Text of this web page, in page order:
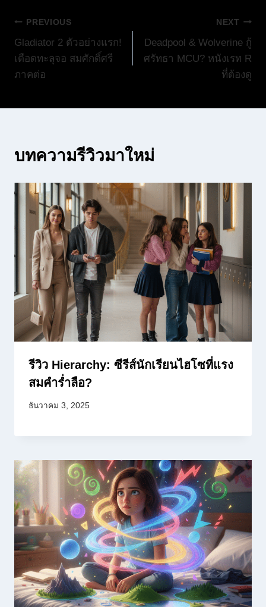
แนะแนว
เรื่อง
PREVIOUS
Gladiator 2 ตัวอย่างแรก!
เดือดทะลุจอ สมศักดิ์ศรี
ภาคต่อ
NEXT
Deadpool & Wolverine กู้
ศรัทธา MCU? หนังเรท R
ที่ต้องดู
บทความรีวิวมาใหม่
รีวิว Hierarchy: ซีรีส์นักเรียนไฮโซที่แรง
สมคำร่ำลือ?
ธันวาคม 3, 2025